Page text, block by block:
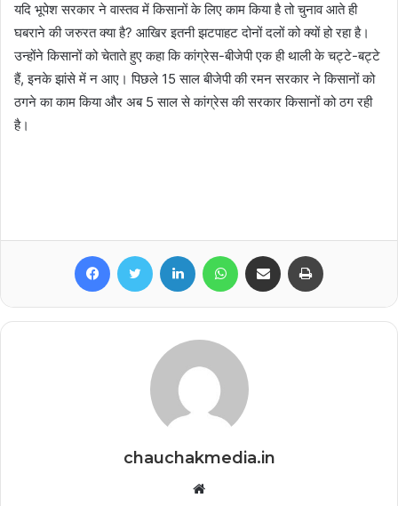
यदि भूपेश सरकार ने वास्तव में किसानों के लिए काम किया है तो चुनाव आते ही
घबराने की जरुरत क्या है? आखिर इतनी झटपाहट दोनों दलों को क्यों हो रहा है।
उन्होंने किसानों को चेताते हुए कहा कि कांग्रेस-बीजेपी एक ही थाली के चट्टे-बट्टे
हैं, इनके झांसे में न आए। पिछले 15 साल बीजेपी की रमन सरकार ने किसानों को
ठगने का काम किया और अब 5 साल से कांग्रेस की सरकार किसानों को ठग रही
है।
FacebookTwitter LinkedIn WhatsAppShare via Email
chauchakmedia.in
Website